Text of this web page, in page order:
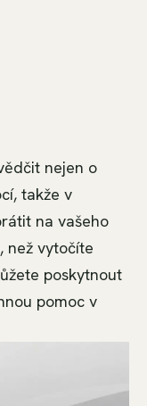
nejen o
takže v
na vašeho
než vytočíte
poskytnout
pomoc v